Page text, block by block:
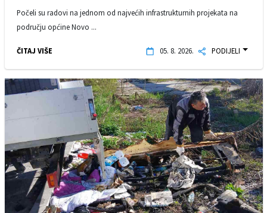
Počeli su radovi na jednom od najvećih infrastrukturnih projekata na
području općine Novo ...
ČITAJ VIŠE 05. 8. 2026. PODIJELI